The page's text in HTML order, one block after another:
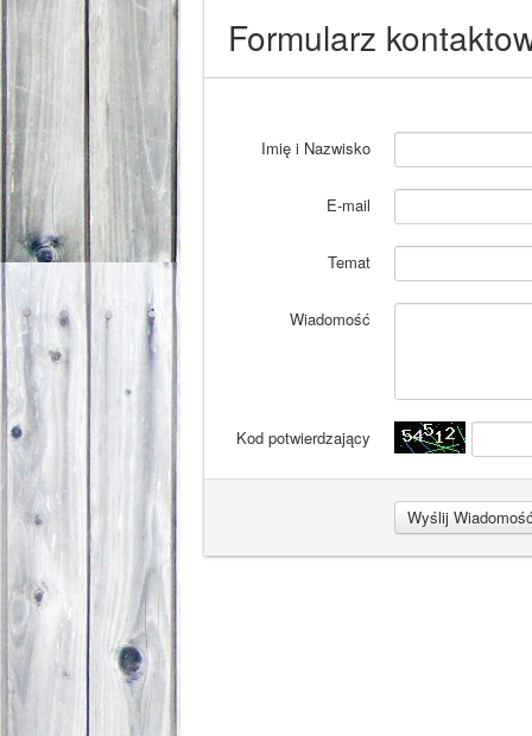
Formularz
Imię i Nazwisko
E-mail
Temat
Wiadomość
Kod potwierdzający
Wyślij